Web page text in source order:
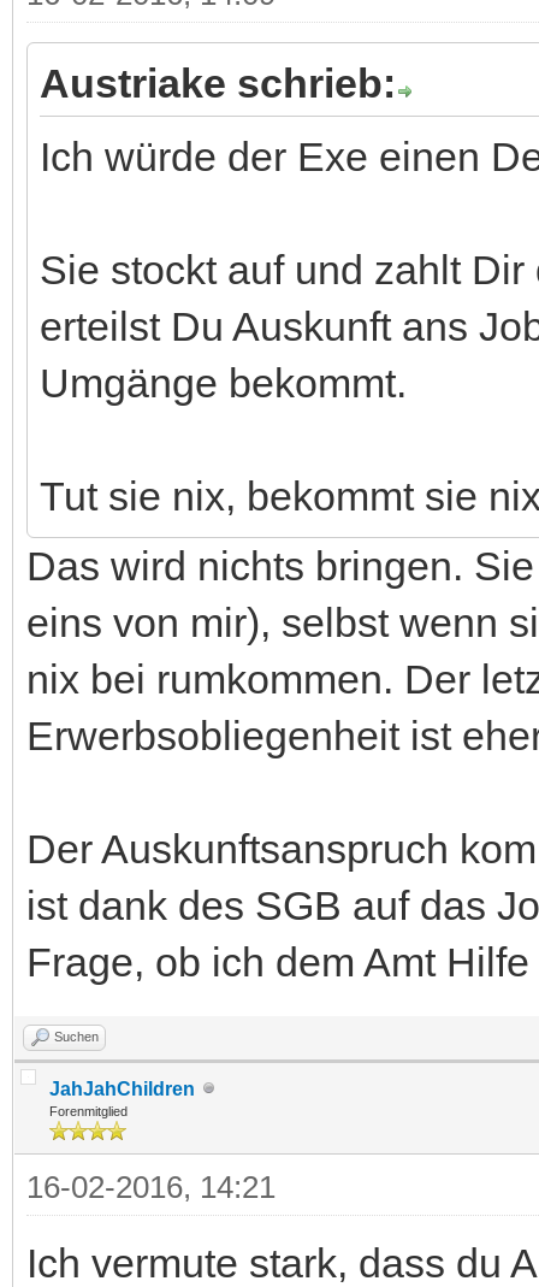
Austriake schrieb:
Ich würde der Exe einen
Sie stockt auf und zahlt
erteilst Du Auskunft ans
Umgänge bekommt.
Tut sie nix, bekommt sie
Das wird nichts bringen.
eins von mir), selbst wenn
nix bei rumkommen. Der
Erwerbsobliegenheit ist
Der Auskunftsanspruch
ist dank des SGB auf das
Frage, ob ich dem Amt
Suchen
JahJahChildren
Forenmitglied
16-02-2016, 14:21
Ich vermute stark, dass du